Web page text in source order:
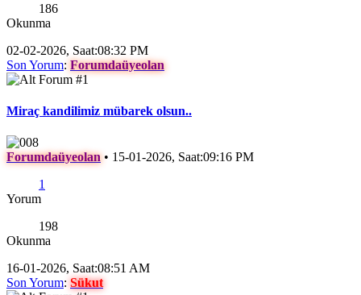
186
Okunma
02-02-2026, Saat:08:32 PM
Son Yorum: Forumdaüyeolan
Miraç kandilimiz mübarek olsun..
Forumdaüyeolan • 15-01-2026, Saat:09:16 PM
1
Yorum
198
Okunma
16-01-2026, Saat:08:51 AM
Son Yorum: Sükut